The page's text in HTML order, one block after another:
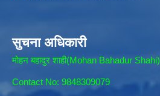
सुचना अधिकारी
मोहन बहादुर शाही(Mohan Bahadur Shahi)
Contact No: 9848309079